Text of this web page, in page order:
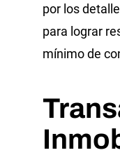
por los
para lograr
mínimo de